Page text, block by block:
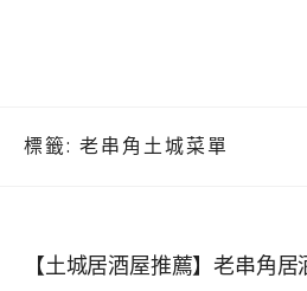
標籤: 老串角土城菜單
【土城居酒屋推薦】老串角